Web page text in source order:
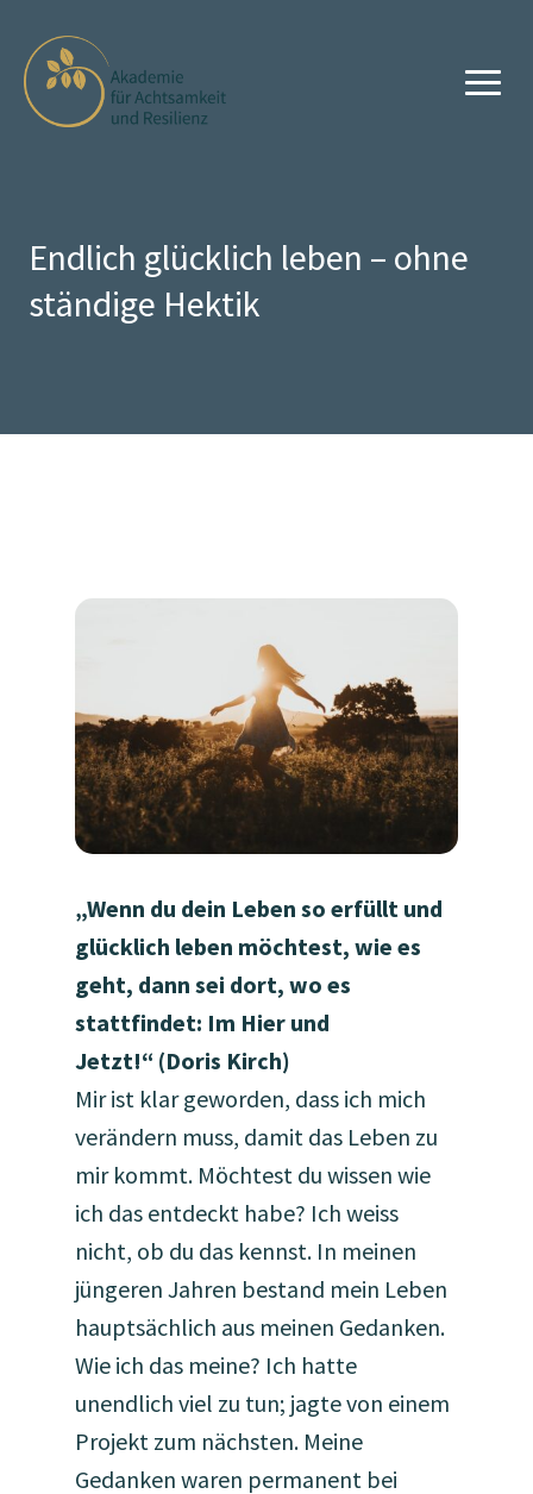
Endlich glücklich leben – ohne
ständige Hektik
„Wenn du dein Leben so erfüllt und
glücklich leben möchtest, wie es
geht, dann sei dort, wo es
stattfindet: Im Hier und
Jetzt!“ (Doris Kirch)
Mir ist klar geworden, dass ich mich
verändern muss, damit das Leben zu
mir kommt. Möchtest du wissen wie
ich das entdeckt habe? Ich weiss
nicht, ob du das kennst. In meinen
jüngeren Jahren bestand mein Leben
hauptsächlich aus meinen Gedanken.
Wie ich das meine? Ich hatte
unendlich viel zu tun; jagte von einem
Projekt zum nächsten. Meine
Gedanken waren permanent bei